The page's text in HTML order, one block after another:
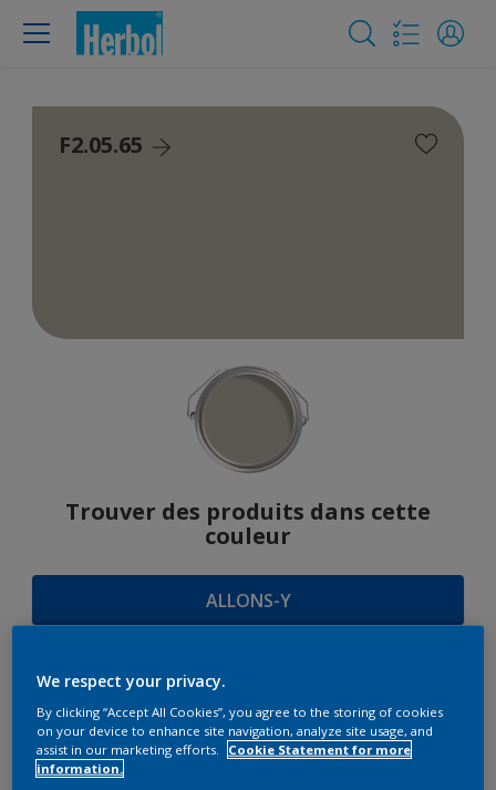
F2.05.65
Trouver des produits dans cette
couleur
ALLONS-Y
SUGGESTIONS
D'HARMONIES
We respect your privacy.
By clicking “Accept All Cookies”, you agree to the storing of cookies
on your device to enhance site navigation, analyze site usage, and
assist in our marketing efforts.
Cookie Statement for more
information.